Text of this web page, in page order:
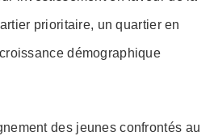
prioritaire, un quartier en
démographique
des jeunes confrontés au